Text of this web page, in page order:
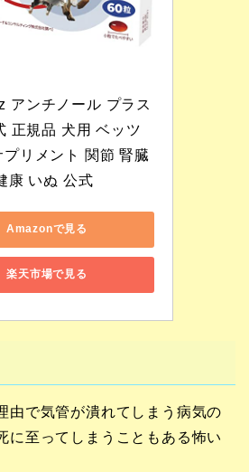
アンチノール プラス
正規品 犬用 ベッツ
プリメント 関節 腎臓
康 いぬ 公式
Amazonで見る
楽天市場で見る
由で気管が潰れてしまう病気の
に至ってしまうこともある怖い